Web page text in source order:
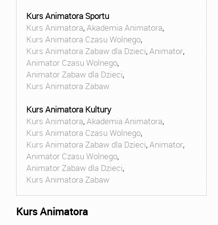
Kurs Animatora Sportu
Kurs Animatora,Akademia Animatora,
Kurs Animatora Czasu Wolnego,
Kurs Animatora Zabaw dla Dzieci,Animator,
Animator Czasu Wolnego,
Animator Zabaw dla Dzieci,
Kurs Animatora Zabaw
Kurs Animatora Kultury
Kurs Animatora,Akademia Animatora,
Kurs Animatora Czasu Wolnego,
Kurs Animatora Zabaw dla Dzieci,Animator,
Animator Czasu Wolnego,
Animator Zabaw dla Dzieci,
Kurs Animatora Zabaw
Kurs Animatora